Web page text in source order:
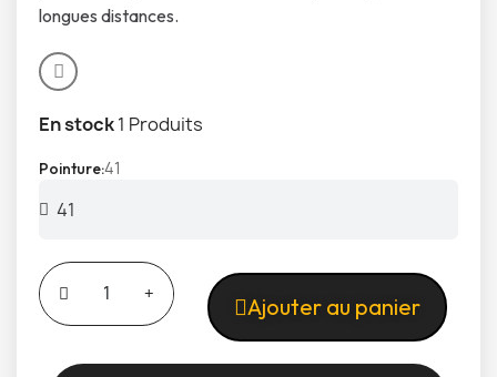
longues distances.
En stock1 Produits
Pointure41
Ajouter au panier